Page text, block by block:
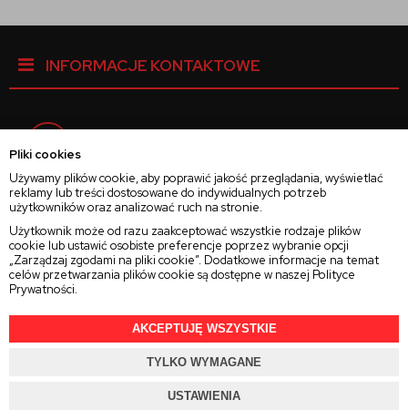
Pliki cookies
Używamy plików cookie, aby poprawić jakość przeglądania, wyświetlać
reklamy lub treści dostosowane do indywidualnych potrzeb
użytkowników oraz analizować ruch na stronie.
Użytkownik może od razu zaakceptować wszystkie rodzaje plików
cookie lub ustawić osobiste preferencje poprzez wybranie opcji
„Zarządzaj zgodami na pliki cookie”. Dodatkowe informacje na temat
celów przetwarzania plików cookie są dostępne w naszej Polityce
Prywatności.
AKCEPTUJĘ WSZYSTKIE
TYLKO WYMAGANE
USTAWIENIA
INFORMACJE KONTAKTOWE
Instagram
Twitter
2025 © Wszelkie Prawa ZastrzeżoneRajsoczewek.pl